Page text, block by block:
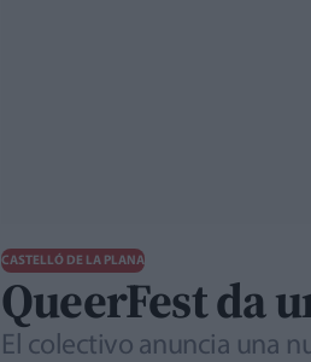
CASTELLÓ DE LA PLANA
QueerFest da
El colectivo anuncia una